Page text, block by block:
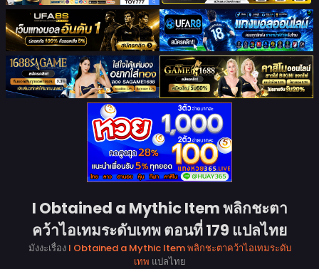
I Obtained a Mythic Item พลิกชะตา
คว้าไอเทมระดับเทพ ตอนที่ 179 แปลไทย
มังงะเรื่อง I Obtained a Mythic Item พลิกชะตาคว้าไอเทมระดับ
เทพ แปลไทย